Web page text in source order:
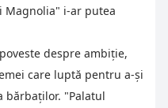
Magnolia" i-ar putea
despre ambiție,
care luptă pentru a-și
"Palatul